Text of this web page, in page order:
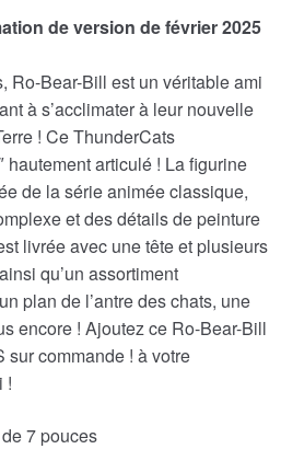
de version de février 2025
Ro-Bear-Bill est un véritable ami
à s’acclimater à leur nouvelle
! Ce ThunderCats
hautement articulé ! La figurine
de la série animée classique,
et des détails de peinture
livrée avec une tête et plusieurs
qu’un assortiment
plan de l’antre des chats, une
encore ! Ajoutez ce Ro-Bear-Bill
sur commande ! à votre
!
7 pouces